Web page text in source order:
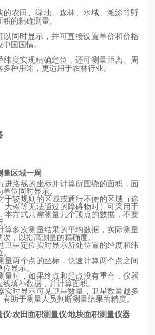
的农田、绿地、森林、水域、滩涂等野
的精确测量。
以同时显示，并可直接设置单价和价格
国国情。
纬度实现精确定位，还可测量距离、周
种用途，更适用于农林行业。
量区域一周
进路线的坐标并计算所围绕的面积，面
位同时显示。
于较规则的区域或通行不便的区域（途
大树等无法通过的障碍物时）可采用手
本方式只需测量几个顶点的数据，不要
算多次测量结果的平均数据，实际测量
，以提高测量的精确度。
卫星定位实时显示所处位置的经度和纬
量两个点的坐标，快速计算两个点之间
显示。
量时，如果终点和起点没有重合，仪器
填补数据，并计算面积。
实时显示可见卫星数量，卫星数量越多
助于测量人员判断测量结果的精度。
仪/农田面积测量仪/地块面积测量仪器